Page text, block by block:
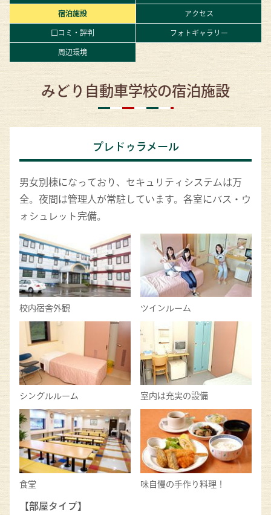
宿泊施設
アクセス
口コミ・評判
フォトギャラリー
周辺環境
みどり自動車学校の宿泊施設
プレドゥラメール
男女別棟になっており、セキュリティシステムは万
全。夜間は管理人が常駐しています。各室にバス・ウ
ォシュレット完備。
校内宿舎外観 ツインルーム
シングルルーム 室内は充実の設備
食堂 味自慢の手作り料理！
【部屋タイプ】